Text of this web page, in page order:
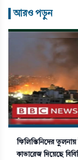
আরও পড়ুন
ফিলিস্তিনিদের
কাভারেজ দিয়েছে